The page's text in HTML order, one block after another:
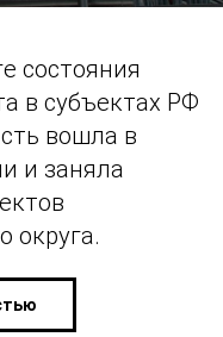
состояния
в субъектах РФ
вошла в
и заняла
округа.